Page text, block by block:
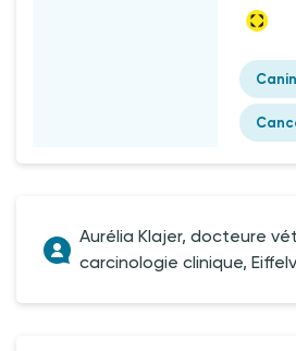
Aurélia Klajer, docteure
carcinologie clinique,